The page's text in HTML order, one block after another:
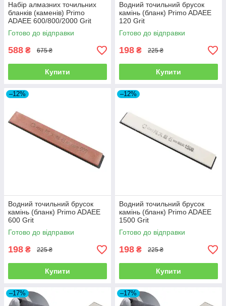
Набір алмазних точильних
бланків (каменів) Primo
ADAEE 600/800/2000 Grit
Готово до відправки
588 ₴ 675 ₴
Купити
Водний точильний брусок
камінь (бланк) Primo ADAEE
120 Grit
Готово до відправки
198 ₴ 225 ₴
Купити
–12%
Водний точильний брусок
камінь (бланк) Primo ADAEE
600 Grit
Готово до відправки
198 ₴ 225 ₴
Купити
–12%
Водний точильний брусок
камінь (бланк) Primo ADAEE
1500 Grit
Готово до відправки
198 ₴ 225 ₴
Купити
–17% –17%